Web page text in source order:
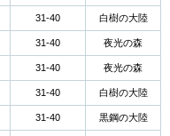
31-40 白樹の大陸
31-40 夜光の森
31-40 夜光の森
31-40 白樹の大陸
31-40 黒鋼の大陸